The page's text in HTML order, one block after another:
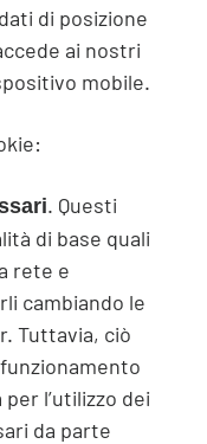
di posizione
ai nostri
mobile.
. Questi
di base quali
rete e
cambiando le
Tuttavia, ciò
l’utilizzo dei
da parte